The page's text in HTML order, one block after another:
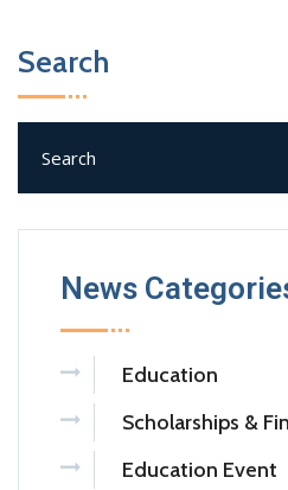
Search
News
Education
Scholarships &
Education Event